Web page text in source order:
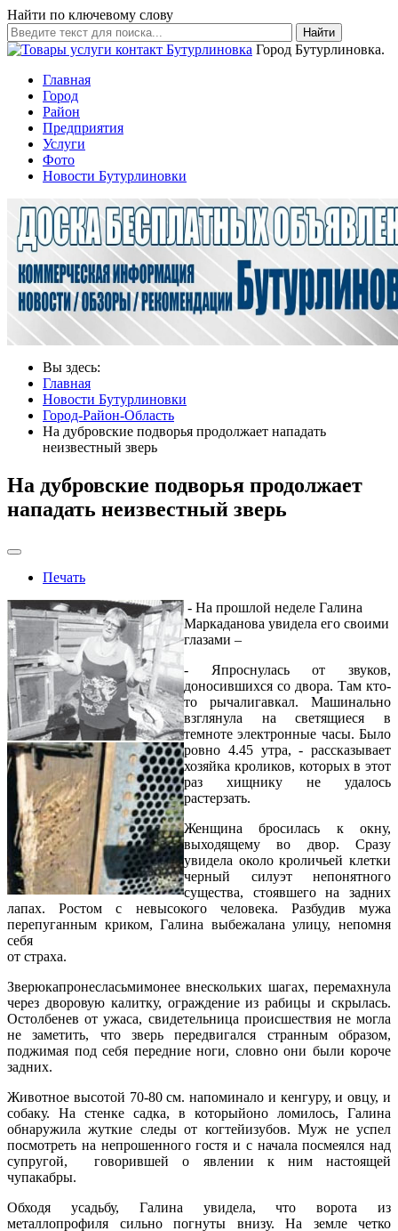
Найти по ключевому слову
Найти
Город Бутурлиновка.
Главная
Город
Район
Предприятия
Услуги
Фото
Новости Бутурлиновки
Вы здесь:
Главная
Новости Бутурлиновки
Город-Район-Область
На дубровские подворья продолжает нападать
неизвестный зверь
На дубровские подворья продолжает
нападать неизвестный зверь
Печать
- На прошлой неделе Галина
Маркаданова увидела его своими
глазами –
- Япроснулась от звуков,
доносившихся со двора. Там кто-
то рычалигавкал. Машинально
взглянула на светящиеся в
темноте электронные часы. Было
ровно 4.45 утра, - рассказывает
хозяйка кроликов, которых в этот
раз хищнику не удалось
растерзать.
Женщина бросилась к окну,
выходящему во двор. Сразу
увидела около кроличьей клетки
черный силуэт непонятного
существа, стоявшего на задних
лапах. Ростом с невысокого человека. Разбудив мужа
перепуганным криком, Галина выбежалана улицу, непомня
себя
от страха.
Зверюкапронесласьмимонее внескольких шагах, перемахнула
через дворовую калитку, ограждение из рабицы и скрылась.
Остолбенев от ужаса, свидетельница происшествия не могла
не заметить, что зверь передвигался странным образом,
поджимая под себя передние ноги, словно они были короче
задних.
Животное высотой 70-80 см. напоминало и кенгуру, и овцу, и
собаку. На стенке садка, в которыйоно ломилось, Галина
обнаружила жуткие следы от когтейизубов. Муж не успел
посмотреть на непрошенного гостя и с начала посмеялся над
супругой, говорившей о явлении к ним настоящей
чупакабры.
Обходя усадьбу, Галина увидела, что ворота из
металлопрофиля сильно погнуты внизу. На земле четко